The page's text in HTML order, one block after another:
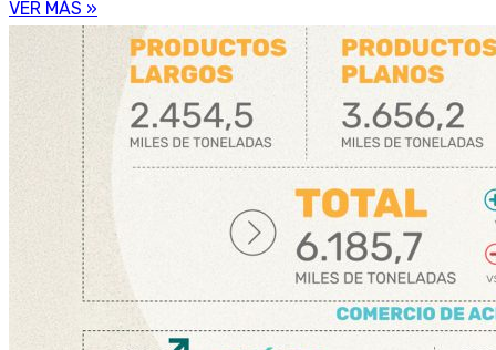
VER MÁS »